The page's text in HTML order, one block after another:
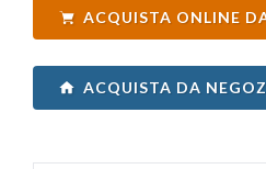
ACQUISTA ONLINE
ACQUISTA DA